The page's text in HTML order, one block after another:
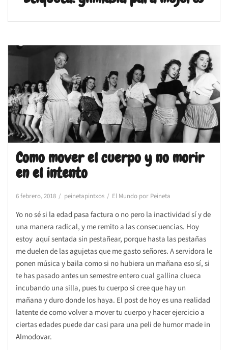
Como mover el cuerpo y no morir
en el intento
6 febrero, 2018 peinetapintxos El Mundo por Peineta
Yo no sé si la edad pasa factura o no pero la inactividad sí y de
una manera radical, y me remito a las consecuencias. Hoy
estoy aquí sentada sin pestañear, porque hasta las pestañas
me duelen de las agujetas que me gasto señores. A servidora le
ponen música y baila como si no hubiera un mañana eso sí, si
te has pasado antes un semestre entero cual gallina clueca
incubando una silla, pues tu cuerpo si cree que hay un
mañana y duro donde los haya. El post de hoy es una realidad
latente de como volver a mover tu cuerpo y hacer ejercicio a
ciertas edades puede dar casi para una peli de humor made in
Almodovar.